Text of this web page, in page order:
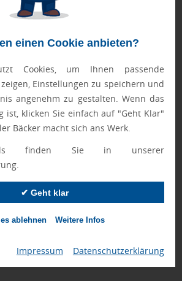
einen Cookie anbieten?
Cookies, um Ihnen passende
Einstellungen zu speichern und
angenehm zu gestalten. Wenn das
ist, klicken Sie einfach auf "Geht Klar"
Bäcker macht sich ans Werk.
finden Sie in unserer
✔ Geht klar
ablehnen Weitere Infos
Impressum Datenschutzerklärung
von Mepal personalisieren
für hochwertige, langlebige
genutzt werden – ideal für eine
Mit Ihrem Logo veredelt, werden
und Thermobecher zu praktischen
garantieren – durch robuste